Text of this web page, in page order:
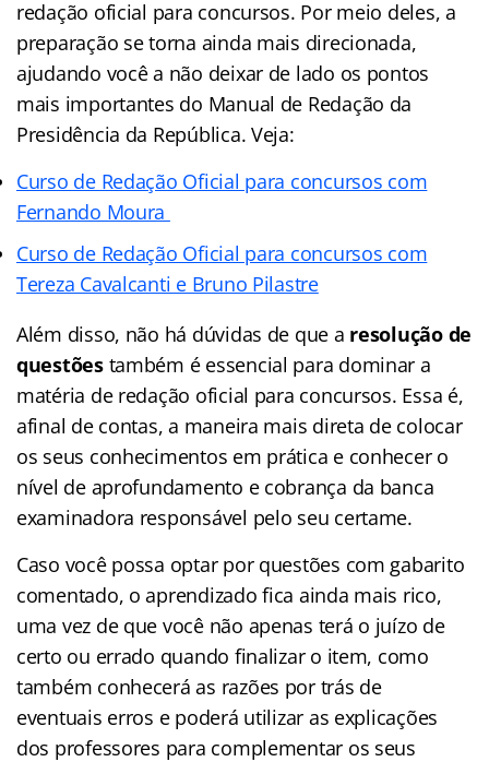
redação oficial para concursos. Por meio deles, a
preparação se torna ainda mais direcionada,
ajudando você a não deixar de lado os pontos
mais importantes do Manual de Redação da
Presidência da República. Veja:
Curso de Redação Oficial para concursos com
Fernando Moura
Curso de Redação Oficial para concursos com
Tereza Cavalcanti e Bruno Pilastre
Além disso, não há dúvidas de que a resolução de
questõestambém é essencial para dominar a
matéria de redação oficial para concursos. Essa é,
afinal de contas, a maneira mais direta de colocar
os seus conhecimentos em prática e conhecer o
nível de aprofundamento e cobrança da banca
examinadora responsável pelo seu certame.
Caso você possa optar por questões com gabarito
comentado, o aprendizado fica ainda mais rico,
uma vez de que você não apenas terá o juízo de
certo ou errado quando finalizar o item, como
também conhecerá as razões por trás de
eventuais erros e poderá utilizar as explicações
dos professores para complementar os seus